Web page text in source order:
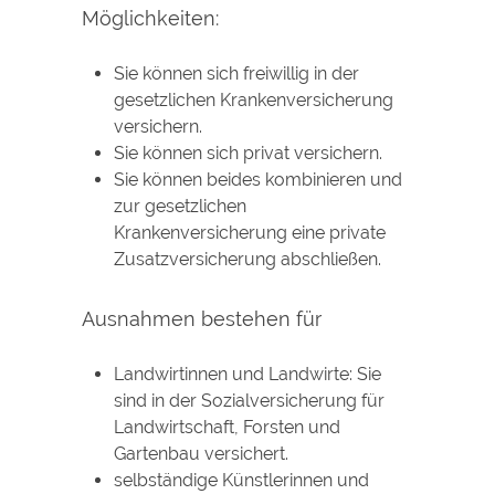
Möglichkeiten:
Sie können sich freiwillig in der
gesetzlichen Krankenversicherung
versichern.
Sie können sich privat versichern.
Sie können beides kombinieren und
zur gesetzlichen
Krankenversicherung eine private
Zusatzversicherung abschließen.
Ausnahmen bestehen für
Landwirtinnen und Landwirte: Sie
sind in der Sozialversicherung für
Landwirtschaft, Forsten und
Gartenbau versichert.
selbständige Künstlerinnen und